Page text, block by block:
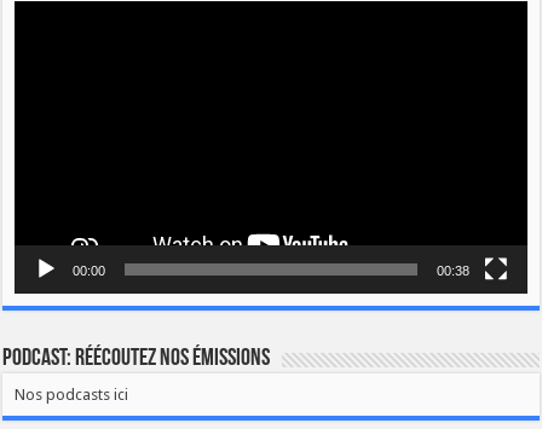
00:00 00:38
Podcast: Réécoutez nos émissions
Nos podcasts ici